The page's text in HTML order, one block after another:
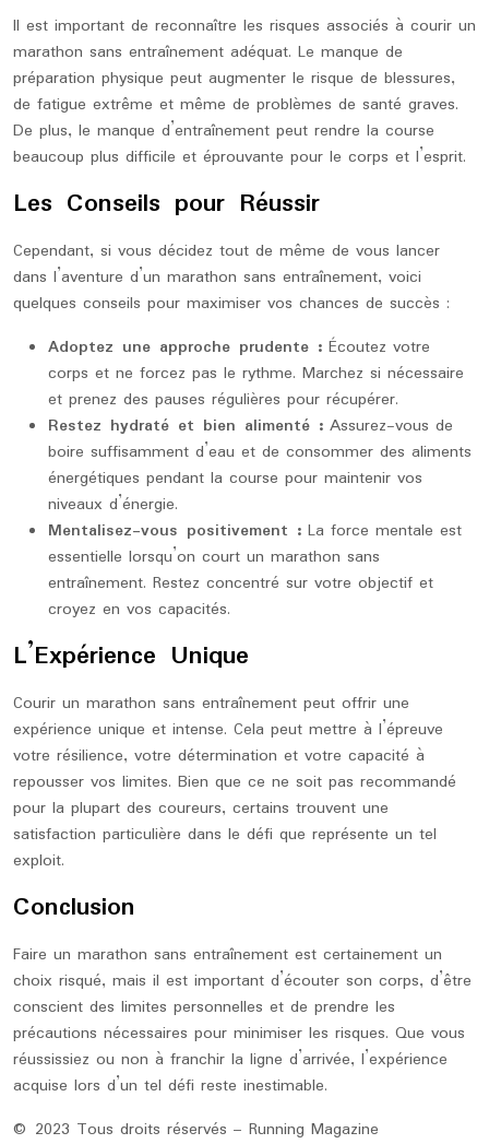
Il est important de reconnaître les risques associés à courir un
marathon sans entraînement adéquat. Le manque de
préparation physique peut augmenter le risque de blessures,
de fatigue extrême et même de problèmes de santé graves.
De plus, le manque d’entraînement peut rendre la course
beaucoup plus difficile et éprouvante pour le corps et l’esprit.
Les Conseils pour Réussir
Cependant, si vous décidez tout de même de vous lancer
dans l’aventure d’un marathon sans entraînement, voici
quelques conseils pour maximiser vos chances de succès :
Adoptez une approche prudente : Écoutez votre
corps et ne forcez pas le rythme. Marchez si nécessaire
et prenez des pauses régulières pour récupérer.
Restez hydraté et bien alimenté : Assurez-vous de
boire suffisamment d’eau et de consommer des aliments
énergétiques pendant la course pour maintenir vos
niveaux d’énergie.
Mentalisez-vous positivement : La force mentale est
essentielle lorsqu’on court un marathon sans
entraînement. Restez concentré sur votre objectif et
croyez en vos capacités.
L’Expérience Unique
Courir un marathon sans entraînement peut offrir une
expérience unique et intense. Cela peut mettre à l’épreuve
votre résilience, votre détermination et votre capacité à
repousser vos limites. Bien que ce ne soit pas recommandé
pour la plupart des coureurs, certains trouvent une
satisfaction particulière dans le défi que représente un tel
exploit.
Conclusion
Faire un marathon sans entraînement est certainement un
choix risqué, mais il est important d’écouter son corps, d’être
conscient des limites personnelles et de prendre les
précautions nécessaires pour minimiser les risques. Que vous
réussissiez ou non à franchir la ligne d’arrivée, l’expérience
acquise lors d’un tel défi reste inestimable.
© 2023 Tous droits réservés – Running Magazine